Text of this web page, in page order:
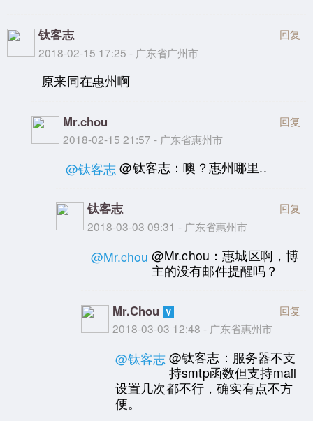
钛客志
2018-02-15 17:25 - 广东省广州市
回复
原来同在惠州啊
Mr.chou
2018-02-15 21:57 - 广东省惠州市
回复
@钛客志 @钛客志：噢？惠州哪里..
钛客志
2018-03-03 09:31 - 广东省惠州市
回复
@Mr.chou @Mr.chou：惠城区啊，博
主的没有邮件提醒吗？
Mr.Chou
2018-03-03 12:48 - 广东省惠州市
回复
@钛客志 @钛客志：服务器不支
持smtp函数但支持mail
设置几次都不行，确实有点不方
便。